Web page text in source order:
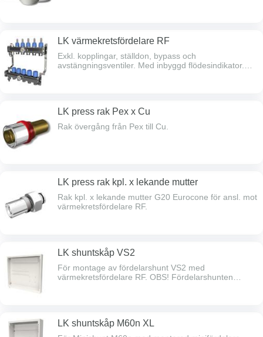
LK värmekretsfördelare RF
Exkl. kopplingar, ställdon, bypass och
avstängningsventiler. Med inbyggd flödesindikator.
LK press rak Pex x Cu
Rak övergång från Pex till Cu.
LK press rak kpl. x lekande mutter
Rak kpl. x lekande mutter G20 Eurocone för ansl. mot
värmekretsfördelare RF.
LK shuntskåp VS2
För montage av fördelarshunt VS2 med
värmekretsfördelare RF. OBS! Fördelarshunten
LK shuntskåp M60n XL